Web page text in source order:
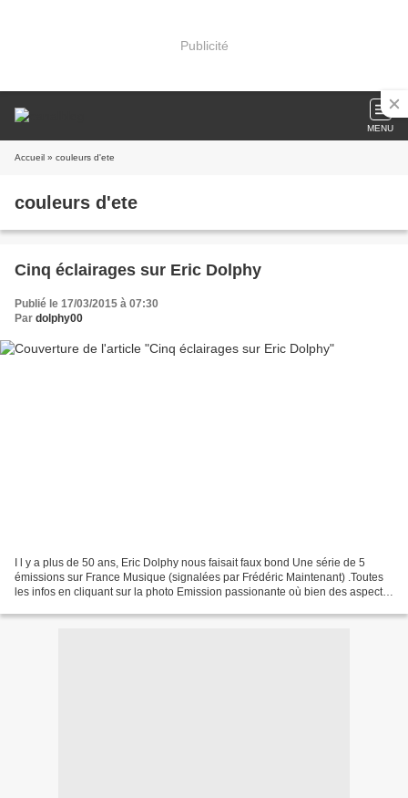
Publicité
MENU
Accueil » couleurs d'ete
couleurs d'ete
Cinq éclairages sur Eric Dolphy
Publié le 17/03/2015 à 07:30
Par dolphy00
I l y a plus de 50 ans, Eric Dolphy nous faisait faux bond Une série de 5
émissions sur France Musique (signalées par Frédéric Maintenant) .Toutes
les infos en cliquant sur la photo Emission passionante où bien des aspects